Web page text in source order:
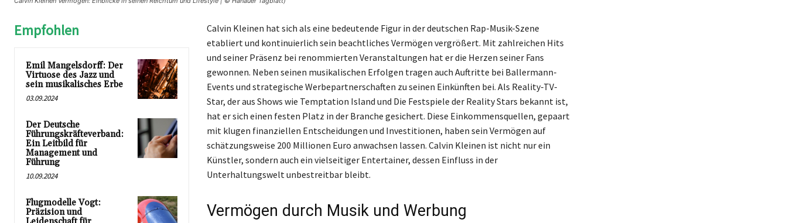
Empfohlen
Emil Mangelsdorff: Der
Virtuose des Jazz und
sein musikalisches Erbe
03.09.2024
Der Deutsche
Führungskräfteverband:
Ein Leitbild für
Management und
Führung
10.09.2024
Flugmodelle Vogt:
Präzision und
Calvin Kleinen hat sich als eine bedeutende Figur in der deutschen Rap-Musik-Szene
etabliert und kontinuierlich sein beachtliches Vermögen vergrößert. Mit zahlreichen Hits
und seiner Präsenz bei renommierten Veranstaltungen hat er die Herzen seiner Fans
gewonnen. Neben seinen musikalischen Erfolgen tragen auch Auftritte bei Ballermann-
Events und strategische Werbepartnerschaften zu seinen Einkünften bei. Als Reality-TV-
Star, der aus Shows wie Temptation Island und Die Festspiele der Reality Stars bekannt ist,
hat er sich einen festen Platz in der Branche gesichert. Diese Einkommensquellen, gepaart
mit klugen finanziellen Entscheidungen und Investitionen, haben sein Vermögen auf
schätzungsweise 200 Millionen Euro anwachsen lassen. Calvin Kleinen ist nicht nur ein
Künstler, sondern auch ein vielseitiger Entertainer, dessen Einfluss in der
Unterhaltungswelt unbestreitbar bleibt.
Vermögen durch Musik und Werbung